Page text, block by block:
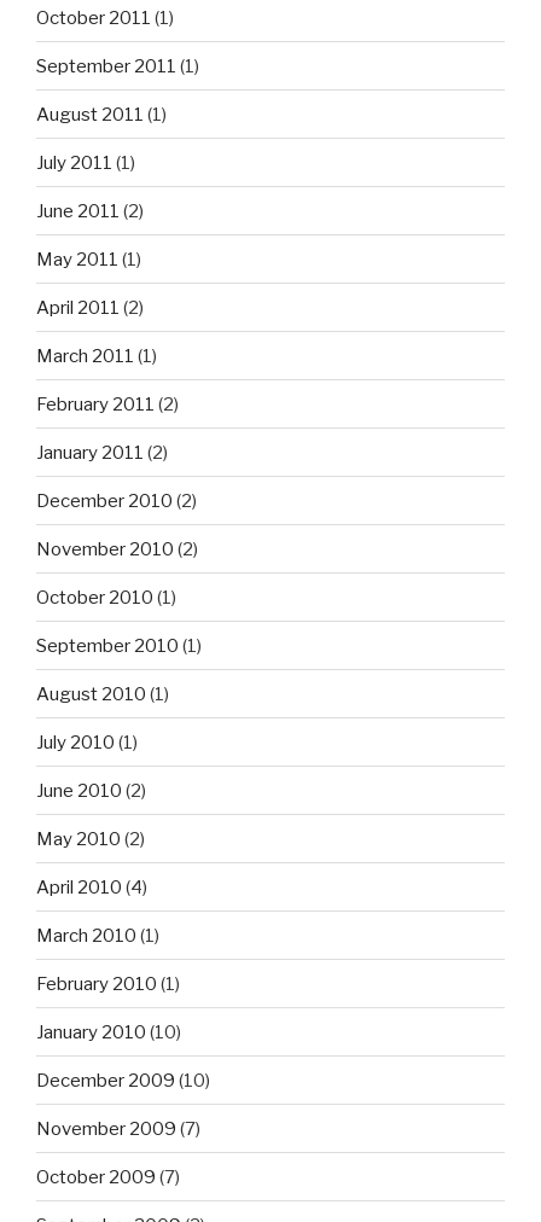
October 2011 (1)
September 2011 (1)
August 2011 (1)
July 2011 (1)
June 2011 (2)
May 2011 (1)
April 2011 (2)
March 2011 (1)
February 2011 (2)
January 2011 (2)
December 2010 (2)
November 2010 (2)
October 2010 (1)
September 2010 (1)
August 2010 (1)
July 2010 (1)
June 2010 (2)
May 2010 (2)
April 2010 (4)
March 2010 (1)
February 2010 (1)
January 2010 (10)
December 2009 (10)
November 2009 (7)
October 2009 (7)